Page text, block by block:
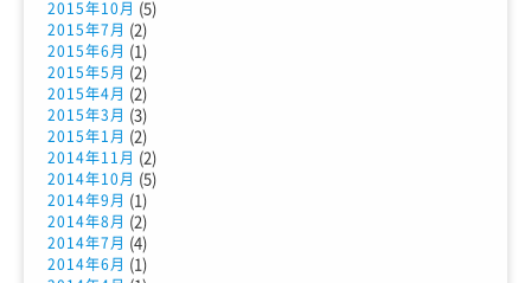
2015年10月 (5)
2015年7月 (2)
2015年6月 (1)
2015年5月 (2)
2015年4月 (2)
2015年3月 (3)
2015年1月 (2)
2014年11月 (2)
2014年10月 (5)
2014年9月 (1)
2014年8月 (2)
2014年7月 (4)
2014年6月 (1)